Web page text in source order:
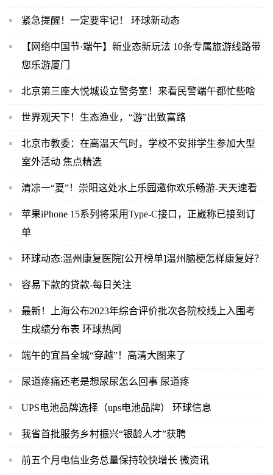
紧急提醒！一定要牢记！ 环球新动态
【网络中国节·端午】新业态新玩法 10条专属旅游线路带
您乐游厦门
北京第三座大悦城设立警务室！来看民警端午都忙些啥
世界观天下！生态渔业，“游”出致富路
北京市教委：在高温天气时，学校不安排学生参加大型
室外活动 焦点精选
清凉一“夏”！崇阳这处水上乐园邀你欢乐畅游-天天速看
苹果iPhone 15系列将采用Type-C接口，正崴称已接到订
单
环球动态:温州康复医院[公开榜单]温州脑梗怎样康复好？
容易下款的贷款-每日关注
最新！上海公布2023年综合评价批次各院校线上入围考
生成绩分布表 环球热闻
端午的宜昌全城“穿越”！高清大图来了
尿道疼痛还老是想尿尿怎么回事 尿道疼
UPS电池品牌选择（ups电池品牌） 环球信息
我省首批服务乡村振兴“银龄人才”获聘
前五个月电信业务总量保持较快增长 微资讯